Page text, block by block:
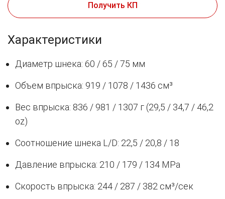
Получить КП
Характеристики
Диаметр шнека: 60 / 65 / 75 мм
Объем впрыска: 919 / 1078 / 1436 см³
Вес впрыска: 836 / 981 / 1307 г (29,5 / 34,7 / 46,2
oz)
Соотношение шнека L/D: 22,5 / 20,8 / 18
Давление впрыска: 210 / 179 / 134 MPa
Скорость впрыска: 244 / 287 / 382 см³/сек